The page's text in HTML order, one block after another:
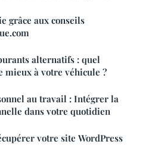
grâce aux conseils
alternatifs : quel
mieux à votre véhicule ?
au travail : Intégrer la
dans votre quotidien
votre site WordPress